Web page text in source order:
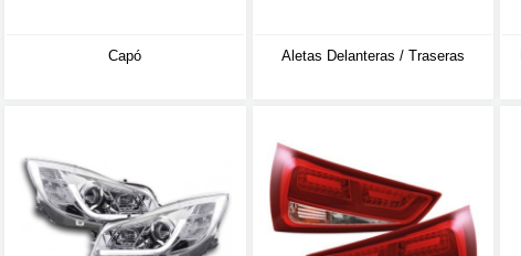
Capó Aletas Delanteras / Traseras